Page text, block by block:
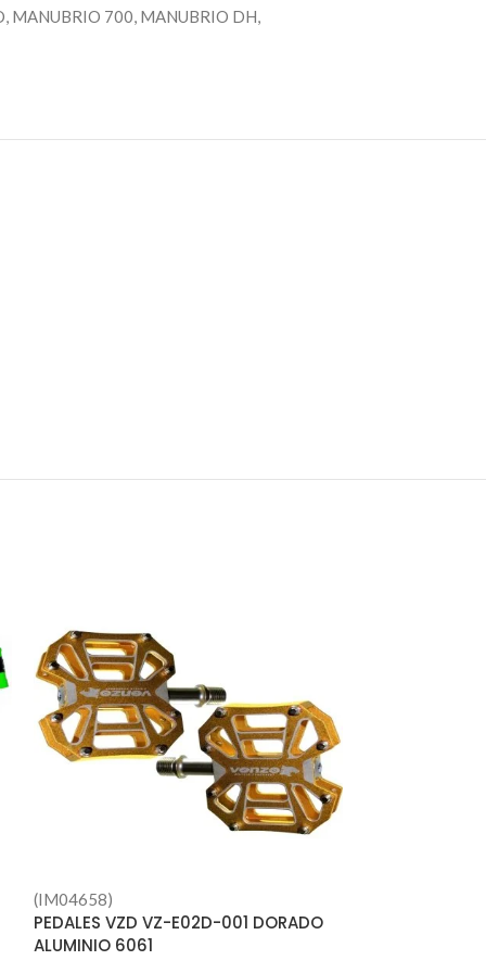
, MANUBRIO 700, MANUBRIO DH,
(IM04658)
PEDALES VZD VZ-E02D-001 DORADO
ALUMINIO 6061